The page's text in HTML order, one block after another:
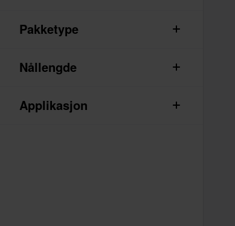
Pakketype
Nållengde
Applikasjon